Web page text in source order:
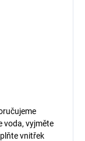
voda, vyjměte
vnitřek